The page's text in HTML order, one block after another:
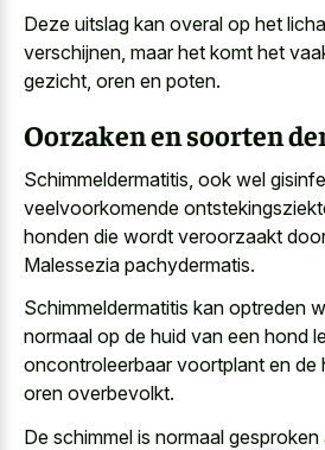
Deze uitslag kan overal op het
verschijnen, maar het komt het
gezicht, oren en poten.
Oorzaken en soorten
Schimmeldermatitis, ook wel
veelvoorkomende
honden die wordt veroorzaakt
Malessezia pachydermatis.
Schimmeldermatitis kan optreden
normaal op de huid van een hond
oncontroleerbaar voortplant en de
oren overbevolkt.
De schimmel is normaal